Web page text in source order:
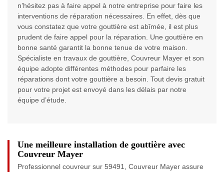
n’hésitez pas à faire appel à notre entreprise pour faire les
interventions de réparation nécessaires. En effet, dès que
vous constatez que votre gouttière est abîmée, il est plus
prudent de faire appel pour la réparation. Une gouttière en
bonne santé garantit la bonne tenue de votre maison.
Spécialiste en travaux de gouttière, Couvreur Mayer et son
équipe adopte différentes méthodes pour parfaire les
réparations dont votre gouttière a besoin. Tout devis gratuit
pour votre projet est envoyé dans les délais par notre
équipe d’étude.
Une meilleure installation de gouttière avec
Couvreur Mayer
Professionnel couvreur sur 59491, Couvreur Mayer assure